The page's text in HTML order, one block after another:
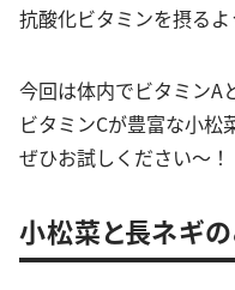
抗酸化ビタミンを摂るよ
今回は体内でビタミンA
ビタミンCが豊富な小松
ぜひお試しください〜！
小松菜と長ネギ